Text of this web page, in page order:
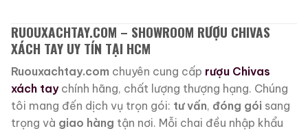
RUOUXACHTAY.COM – SHOWROOM RƯỢU CHIVAS
XÁCH TAY UY TÍN TẠI HCM
Ruouxachtay.com chuyên cung cấp rượu Chivas
xách taychính hãng, chất lượng thượng hạng. Chúng
tôi mang đến dịch vụ trọn gói: tư vấn, đóng gói sang
trọng và giao hàng tận nơi. Mỗi chai đều nhập khẩu